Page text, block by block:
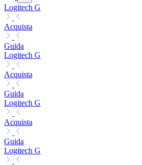
Logitech G
Acquista
Guida
Logitech G
Acquista
Guida
Logitech G
Acquista
Guida
Logitech G